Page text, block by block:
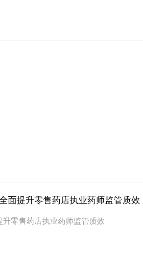
面提升零售药店执业药师监管质效
零售药店执业药师监管质效